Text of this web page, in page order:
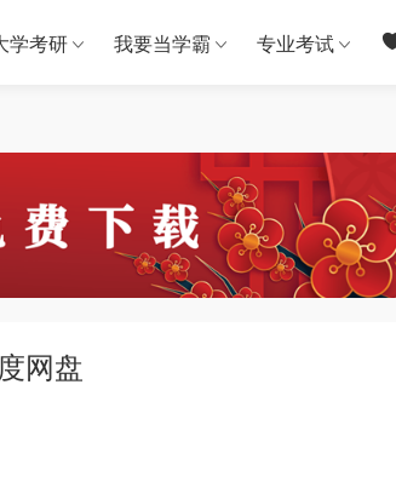
学考研 我要当学霸 专业考试
网盘